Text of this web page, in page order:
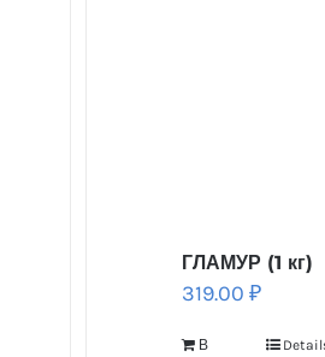
ГЛАМУР (1 кг)
319.00₽
В